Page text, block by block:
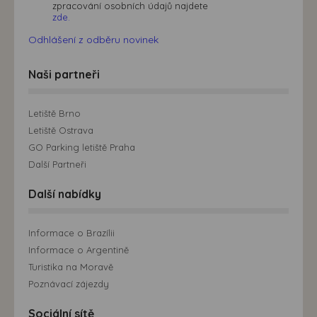
zpracování osobních údajů najdete
zde.
Odhlášení z odběru novinek
Naši partneři
Letiště Brno
Letiště Ostrava
GO Parking letiště Praha
Další Partneři
Další nabídky
Informace o Brazílii
Informace o Argentině
Turistika na Moravě
Poznávací zájezdy
Sociální sítě